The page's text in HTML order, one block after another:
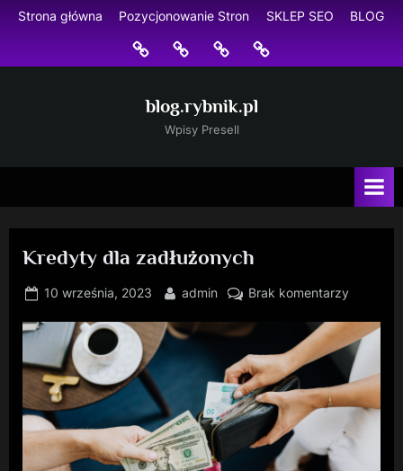
Skip
content
Strona główna Pozycjonowanie Stron SKLEP SEO BLOG
Strona
główna
Pozycjonowanie
Stron
SKLEP
SEO
BLOG
blog.rybnik.pl
Wpisy Presell
Kredyty dla zadłużonych
Posted
10 września, 2023 By
admin Brak komentarzydo
dla